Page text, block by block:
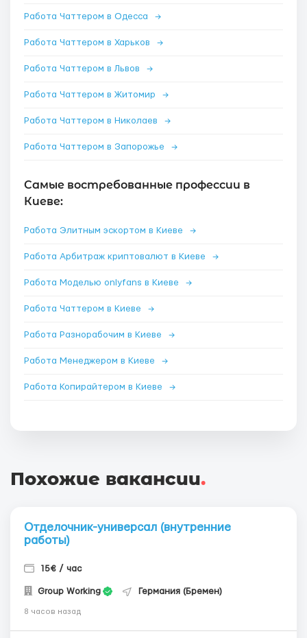
Работа Чаттером в Одесса →
Работа Чаттером в Харьков →
Работа Чаттером в Львов →
Работа Чаттером в Житомир →
Работа Чаттером в Николаев →
Работа Чаттером в Запорожье →
Самые востребованные профессии в
Киеве:
Работа Элитным эскортом в Киеве →
Работа Арбитраж криптовалют в Киеве →
Работа Моделью onlyfans в Киеве →
Работа Чаттером в Киеве →
Работа Разнорабочим в Киеве →
Работа Менеджером в Киеве →
Работа Копирайтером в Киеве →
Похожие вакансии.
Отделочник-универсал (внутренние
работы)
15€ / час
Group Working Германия (Бремен)
8 часов назад